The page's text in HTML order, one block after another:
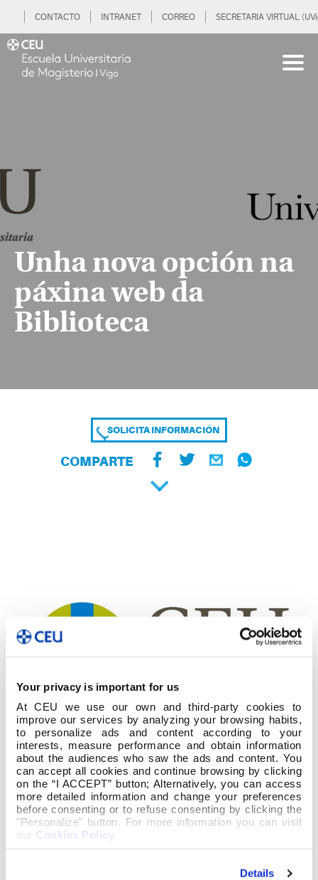
Your privacy is important for us
At CEU we use our own and third-party cookies to
improve our services by analyzing your browsing habits,
to personalize ads and content according to your
interests, measure performance and obtain information
about the audiences who saw the ads and content. You
can accept all cookies and continue browsing by clicking
on the “I ACCEPT” button; Alternatively, you can access
more detailed information and change your preferences
before consenting or to refuse consenting by clicking the
"Personalize" button. For more information you can visit
our Cookies Policy
Details
CONTACTO INTRANET CORREO SECRETARIA VIRTUAL
Unha nova opción na
páxina web da
Biblioteca
SOLICITA INFORMACIÓN
COMPARTE
Dende hai uns días xa se poden consultar cales
son as novas adquisicións da Biblioteca dende a
páxina web. Alicia e mais Rosa deseñaron esta
opción para que todos poidamos saber que
novos libros se mercaron. Ademais, ao picar na
portada do libro, accédese ao catálogo para
poder localizar o volume. Animámosvos a que
esteades atentos a esta sección para que non
vos perdades as novidades e a que lle botedes
un ollo aos interesantes contidos da páxina da